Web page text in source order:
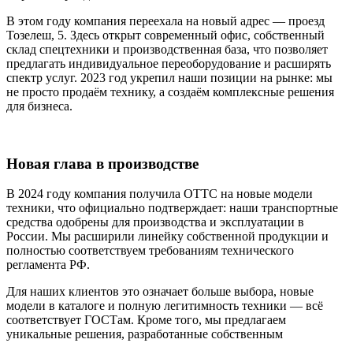
В этом году компания переехала на новый адрес — проезд
Тозелеш, 5. Здесь открыт современный офис, собственный
склад спецтехники и производственная база, что позволяет
предлагать индивидуальное переоборудование и расширять
спектр услуг. 2023 год укрепил наши позиции на рынке: мы
не просто продаём технику, а создаём комплексные решения
для бизнеса.
Новая глава в производстве
В 2024 году компания получила ОТТС на новые модели
техники, что официально подтверждает: наши транспортные
средства одобрены для производства и эксплуатации в
России. Мы расширили линейку собственной продукции и
полностью соответствуем требованиям технического
регламента РФ.
Для наших клиентов это означает больше выбора, новые
модели в каталоге и полную легитимность техники — всё
соответствует ГОСТам. Кроме того, мы предлагаем
уникальные решения, разработанные собственным